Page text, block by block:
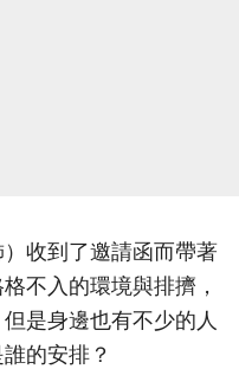
收到了邀請函而帶著
不入的環境與排擠，
是身邊也有不少的人
的安排？